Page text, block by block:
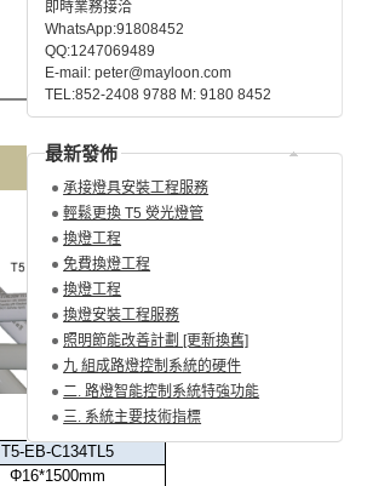
Compatibility
T5 LED e-Tube
T5-EB-C134TL5
Φ16*1500mm
即時業務接洽
WhatsApp:91808452
QQ:1247069489
E-mail: peter@mayloon.com
TEL:852-2408 9788 M: 9180 8452
最新發佈
承接燈具安裝工程服務
輕鬆更換 T5 熒光燈管
換燈工程
免費換燈工程
換燈工程
換燈安裝工程服務
照明節能改善計劃 [更新換舊]
九 組成路燈控制系統的硬件
二. 路燈智能控制系統特強功能
三. 系統主要技術指標